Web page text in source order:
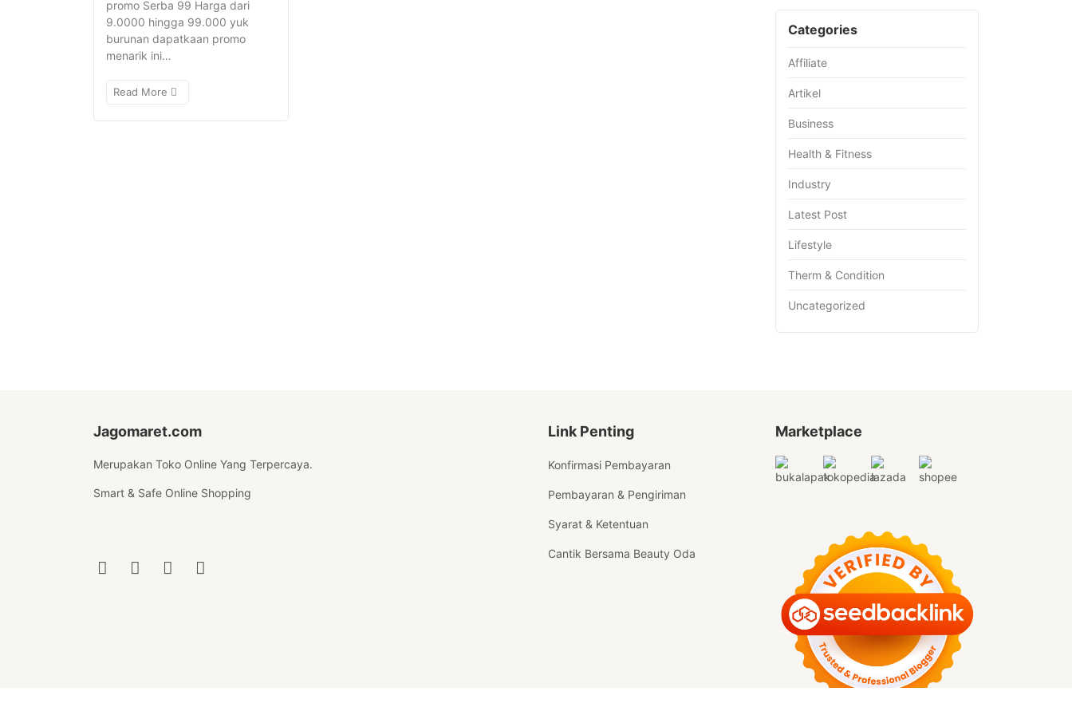
promo Serba 99 Harga dari
9.0000 hingga 99.000 yuk
burunan dapatkaan promo
menarik ini…
Read More
Categories
Affiliate
Artikel
Business
Health & Fitness
Industry
Latest Post
Lifestyle
Therm & Condition
Uncategorized
Jagomaret.com
Merupakan Toko Online Yang Terpercaya.
Smart & Safe Online Shopping
Link Penting
Konfirmasi Pembayaran
Pembayaran & Pengiriman
Syarat & Ketentuan
Cantik Bersama Beauty Oda
Marketplace